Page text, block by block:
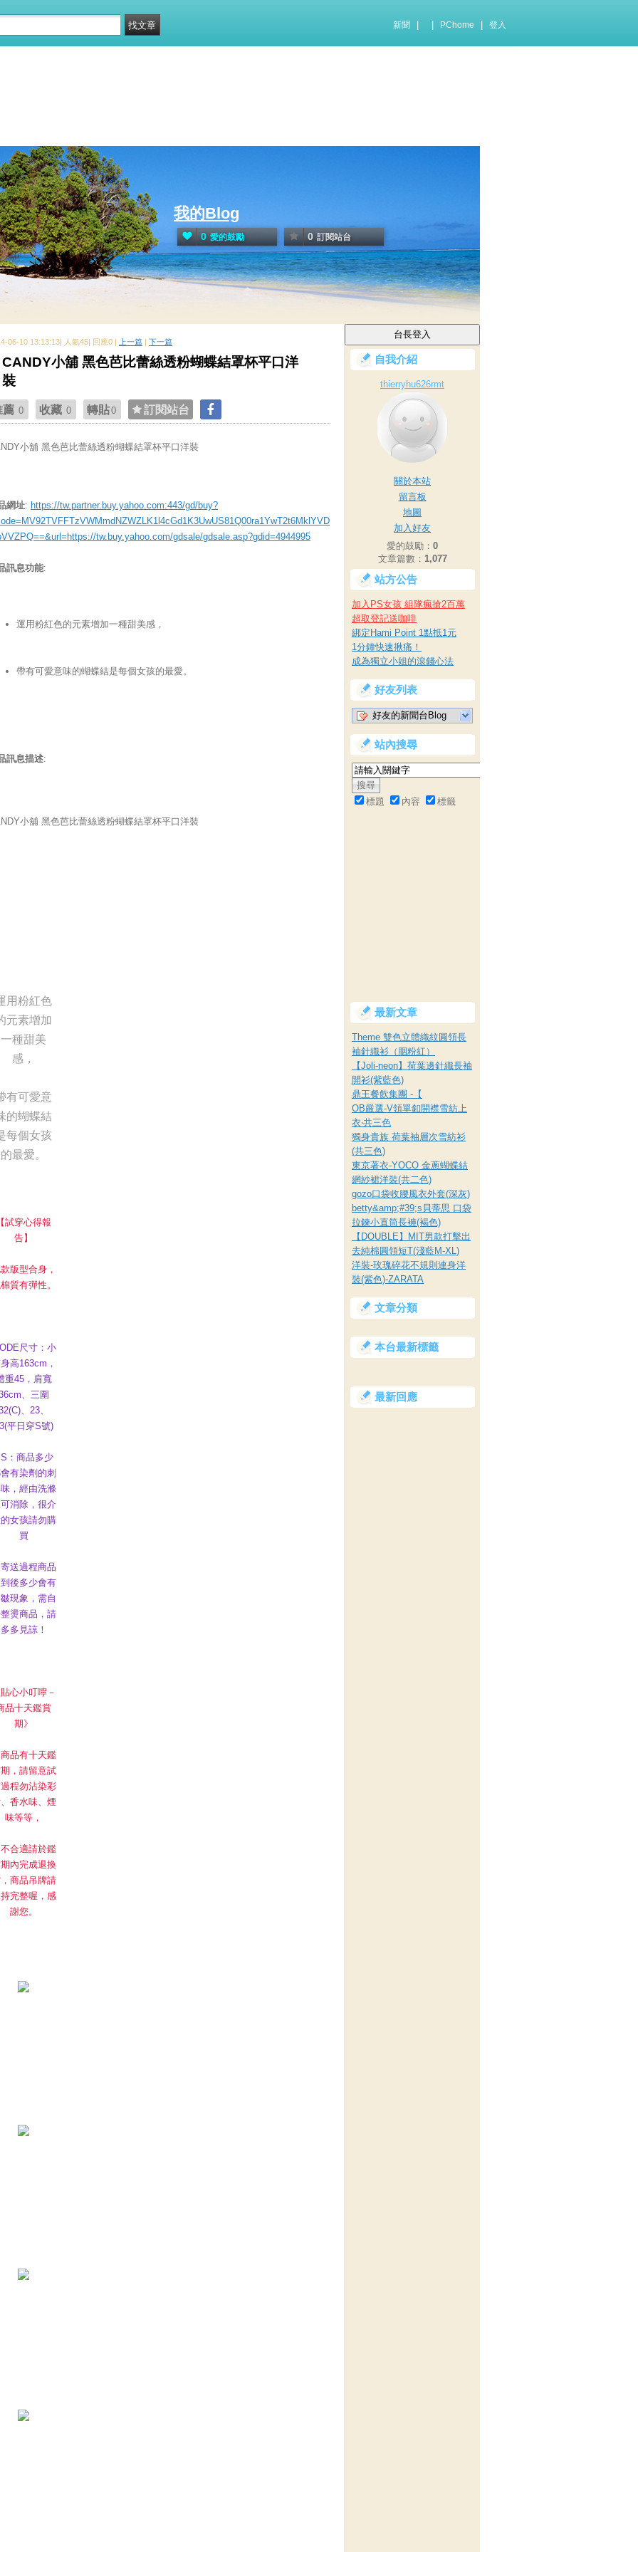
新聞 PChome 登入
我的Blog
0 愛的鼓勵 0 訂閱站台
06-10 13:13:13| 人氣45| 回應0 | 上一篇 | 下一篇
CANDY小舖 黑色芭比蕾絲透粉蝴蝶結罩杯平口洋
裝
薦 0 收藏 0 轉貼0 訂閱站台
小舖 黑色芭比蕾絲透粉蝴蝶結罩杯平口洋裝
網址: https://tw.partner.buy.yahoo.com:443/gd/buy?
tw.buy.yahoo.com/gdsale/gdsale.asp?gdid=4944995
訊息功能:
運用粉紅色的元素增加一種甜美感，
帶有可愛意味的蝴蝶結是每個女孩的最愛。
訊息描述:
小舖 黑色芭比蕾絲透粉蝴蝶結罩杯平口洋裝
用粉紅色
元素增加
一種甜美
感，
有可愛意
的蝴蝶結
每個女孩
的最愛。
試穿心得報
告】
版型合身，
質有彈性。
尺寸：小
高163cm，
重45，肩寬
、三圍
、23、
平日穿S號)
：商品多少
有染劑的刺
，經由洗滌
消除，很介
女孩請勿購
買
送過程商品
後多少會有
現象，需自
燙商品，請
多多見諒！
心小叮嚀－
品十天鑑賞
期》
品有十天鑑
，請留意試
程勿沾染彩
香水味、煙
味等等，
合適請於鑑
內完成退換
商品吊牌請
完整喔，感
謝您。
自我介紹
thierryhu626rmt
關於本站
留言板
地圖
加入好友
愛的鼓勵： 0
文章篇數： 1,077
站方公告
加入PS女孩 組隊瘋搶2百萬
超取登記送咖啡
綁定Hami Point 1點抵1元
1分鐘快速揪痛！
成為獨立小姐的滾錢心法
好友列表
好友的新聞台Blog
站內搜尋
標題 內容 標籤
最新文章
Theme 雙色立體織紋圓領長
袖針織衫（胭粉紅）
【Joli-neon】荷葉邊針織長袖
開衫(紫藍色)
鼎王餐飲集團 -【
OB嚴選-V領單釦開襟雪紡上
衣‧共三色
獨身貴族 荷葉袖層次雪紡衫
(共三色)
東京著衣-YOCO 金蔥蝴蝶結
網紗裙洋裝(共二色)
gozo口袋收腰風衣外套(深灰)
betty&amp;#39;s貝蒂思 口袋
拉鍊小直筒長褲(褐色)
【DOUBLE】MIT男款打擊出
去純棉圓領短T(淺藍M-XL)
洋裝-玫瑰碎花不規則連身洋
裝(紫色)-ZARATA
文章分類
本台最新標籤
最新回應